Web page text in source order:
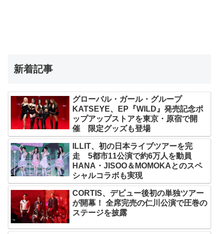
新着記事
グローバル・ガール・グループ
KATSEYE、EP『WILD』発売記念ポ
ップアップストアを東京・原宿で開
催 限定グッズも登場
ILLIT、初の日本ライブツアーを完
走 5都市11公演で約6万人を動員
HANA・JISOO＆MOMOKAとのスペ
シャルコラボも実現
CORTIS、デビュー後初の単独ツアー
が開幕！ 全席完売の仁川公演で圧巻の
ステージを披露